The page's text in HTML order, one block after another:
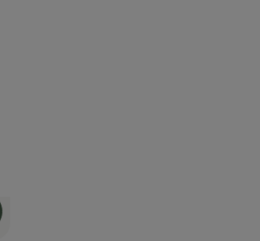
zum Warenkorb hinzufügen